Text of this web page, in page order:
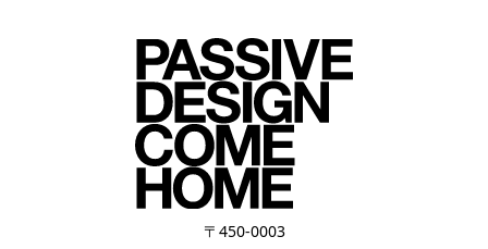
〒450-0003